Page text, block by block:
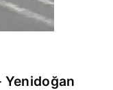
Yenidoğan